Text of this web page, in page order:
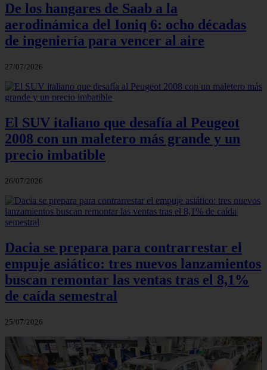
De los hangares de Saab a la
aerodinámica del Ioniq 6: ocho décadas
de ingeniería para vencer al aire
27/07/2026
El SUV italiano que desafía al Peugeot
2008 con un maletero más grande y un
precio imbatible
26/07/2026
Dacia se prepara para contrarrestar el
empuje asiático: tres nuevos lanzamientos
buscan remontar las ventas tras el 8,1%
de caída semestral
25/07/2026